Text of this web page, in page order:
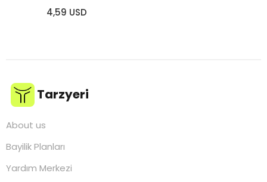
4,59 USD
Tarzyeri
About us
Bayilik Planları
Yardım Merkezi